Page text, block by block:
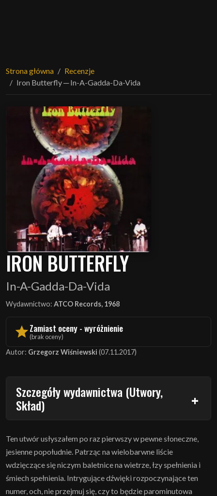
Strona główna
Recenzje
Iron Butterfly ─ In-A-Gadda-Da-Vida
IRON BUTTERFLY
In-A-Gadda-Da-Vida
Wydawnictwo: ATCO Records, 1968
Zamiast oceny - wyróżnienie
(brak oceny)
Autor: Grzegorz Wiśniewski (07.11.2017)
Szczegóły wydawnictwa (Utwory,
Skład)
Ten utwór usłyszałem po raz pierwszy w pewne słoneczne,
jesienne popołudnie. Patrząc na wielobarwne liście
wdzięczące się niczym baletnice na wietrze, łzy spełnienia i
śmiech spełnienia. Intrygujące dźwięki rozpoczynające ten
numer, och, nie przejmuj się, czy to będzie parominutowa